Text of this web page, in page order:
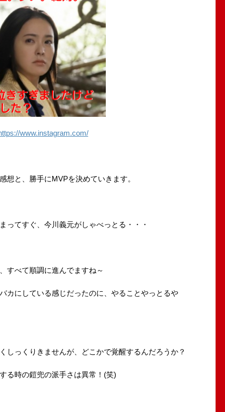
www.instagram.com/
想と、勝手にMVPを決めていきます。
ってすぐ、今川義元がしゃべっとる・・・
すべて順調に進んでますね～
カにしている感じだったのに、やることやっとるや
しっくりきませんが、どこかで覚醒するんだろうか？
る時の鎧兜の派手さは異常！(笑)